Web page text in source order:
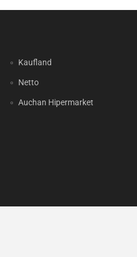
Kaufland
Netto
Auchan Hipermarket